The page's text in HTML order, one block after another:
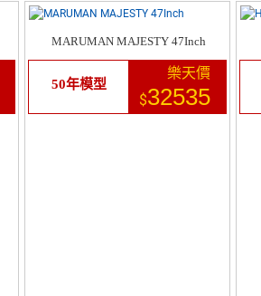
MARUMAN MAJESTY 47Inch
50年模型
樂天價
$32535